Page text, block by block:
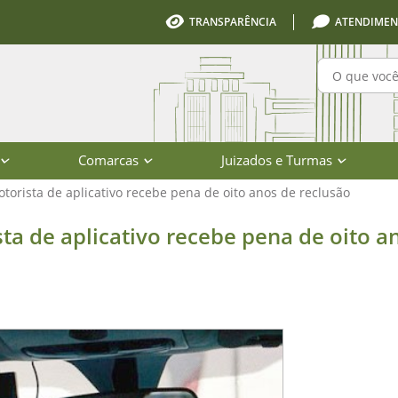
TRANSPARÊNCIA
Comarcas Juizados e Turmas
de aplicativo recebe pena de oito anos de reclusão
recebe pena de oito anos
de aplicativo recebe pena de oito